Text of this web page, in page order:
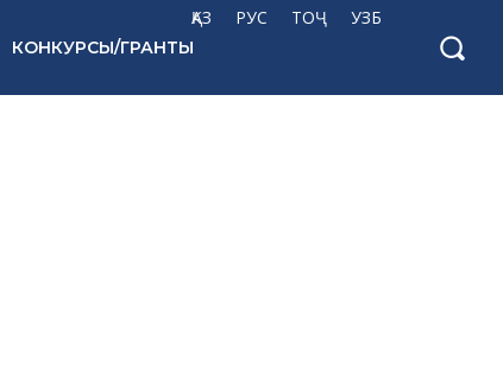
ҚАЗ РУС ТОҶ УЗБ
КОНКУРСЫ/ГРАНТЫ